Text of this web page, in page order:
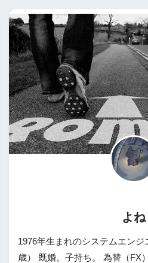
よね
1976年生まれのシステムエン
歳） 既婚。子持ち。 為替（FX